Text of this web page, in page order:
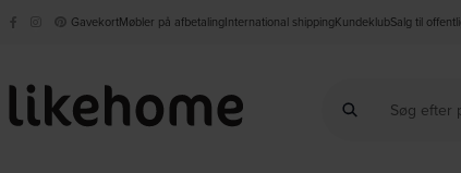
GavekortMøbler på afbetalingInternational shippingKundeklubSalg til